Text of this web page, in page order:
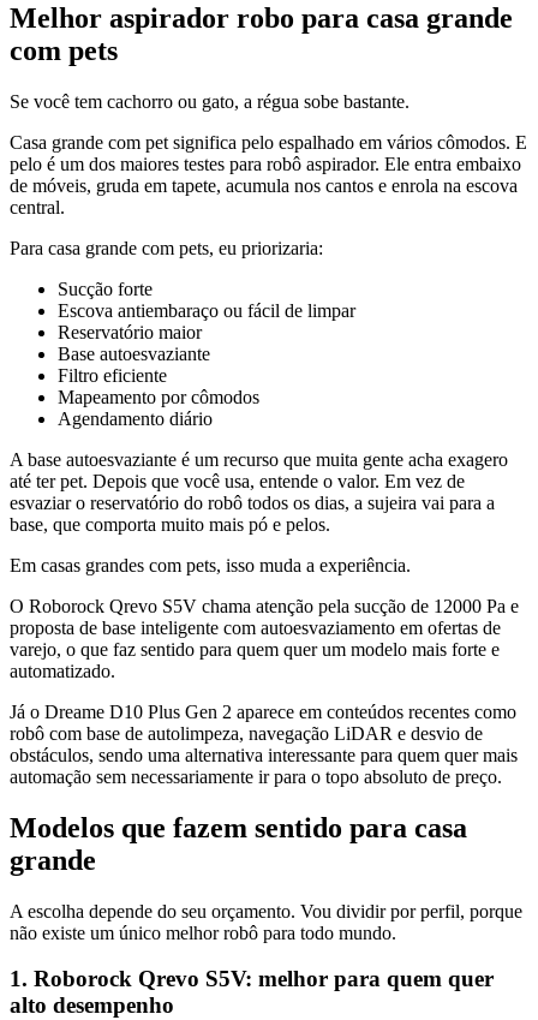
Melhor aspirador robo para casa grande
com pets
Se você tem cachorro ou gato, a régua sobe bastante.
Casa grande com pet significa pelo espalhado em vários cômodos. E
pelo é um dos maiores testes para robô aspirador. Ele entra embaixo
de móveis, gruda em tapete, acumula nos cantos e enrola na escova
central.
Para casa grande com pets, eu priorizaria:
Sucção forte
Escova antiembaraço ou fácil de limpar
Reservatório maior
Base autoesvaziante
Filtro eficiente
Mapeamento por cômodos
Agendamento diário
A base autoesvaziante é um recurso que muita gente acha exagero
até ter pet. Depois que você usa, entende o valor. Em vez de
esvaziar o reservatório do robô todos os dias, a sujeira vai para a
base, que comporta muito mais pó e pelos.
Em casas grandes com pets, isso muda a experiência.
O Roborock Qrevo S5V chama atenção pela sucção de 12000 Pa e
proposta de base inteligente com autoesvaziamento em ofertas de
varejo, o que faz sentido para quem quer um modelo mais forte e
automatizado.
Já o Dreame D10 Plus Gen 2 aparece em conteúdos recentes como
robô com base de autolimpeza, navegação LiDAR e desvio de
obstáculos, sendo uma alternativa interessante para quem quer mais
automação sem necessariamente ir para o topo absoluto de preço.
Modelos que fazem sentido para casa
grande
A escolha depende do seu orçamento. Vou dividir por perfil, porque
não existe um único melhor robô para todo mundo.
1. Roborock Qrevo S5V: melhor para quem quer
alto desempenho